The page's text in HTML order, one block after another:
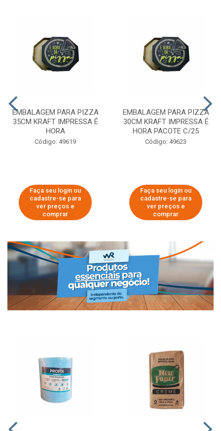
EMBALAGEM PARA PIZZA
35CM KRAFT IMPRESSA É
HORA
Código: 49619
Faça seu login ou
cadastre-se para
ver preços e
comprar
EMBALAGEM PARA PIZZA
30CM KRAFT IMPRESSA É
HORA PACOTE C/25
Código: 49623
Faça seu login ou
cadastre-se para
ver preços e
comprar